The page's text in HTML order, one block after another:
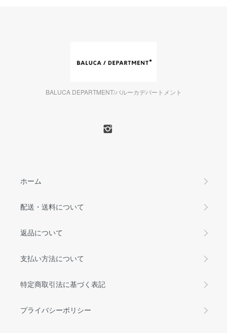
BALUCA DEPARTMENT/バルーカデパートメント
ホーム
配送・送料について
返品について
支払い方法について
特定商取引法に基づく表記
プライバシーポリシー